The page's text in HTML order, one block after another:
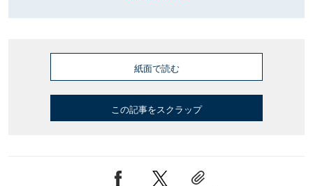
紙面で読む
この記事をスクラップ